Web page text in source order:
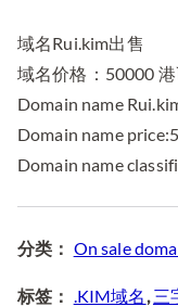
域名Rui.kim出售
域名价格：50000
Domain name
Domain name
Domain name
分类： On sale
标签： .KIM域名,三